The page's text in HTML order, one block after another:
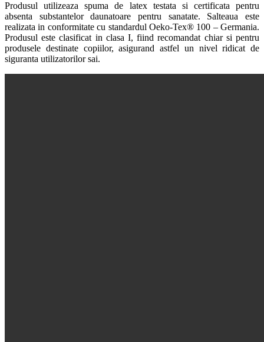
Produsul utilizeaza spuma de latex testata si certificata pentru
absenta substantelor daunatoare pentru sanatate. Salteaua este
realizata in conformitate cu standardul Oeko-Tex® 100 – Germania.
Produsul este clasificat in clasa I, fiind recomandat chiar si pentru
produsele destinate copiilor, asigurand astfel un nivel ridicat de
siguranta utilizatorilor sai.